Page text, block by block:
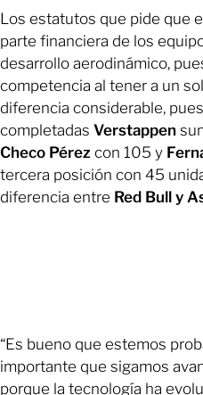
Los estatutos que pide que
parte financiera de los
desarrollo aerodinámico,
competencia al tener a un
diferencia considerable,
completadas Verstappen
Checo Pérez con 105 y
tercera posición con 45
diferencia entre Red Bull y
“Es bueno que estemos
importante que sigamos
porque la tecnología ha